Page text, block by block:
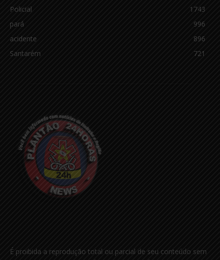
Policial
1743
pará
996
acidente
896
Santarém
721
É proibida a reprodução total ou parcial de seu conteúdo sem